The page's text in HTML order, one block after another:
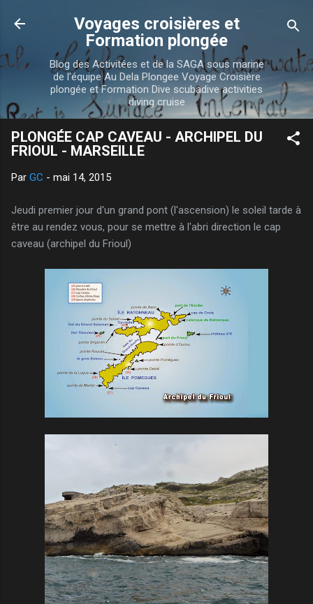
Accéder au contenu principal
Voyages croisières et
Formation plongée
Blog des Activitées et de la SAGA sous marine
de l'équipe Au Dela Plongee Voyage Croisière
plongée et Formation Dive scubadive activities
diving cruise
PLONGÉE CAP CAVEAU - ARCHIPEL DU
FRIOUL - MARSEILLE
Par GC - mai 14, 2015
Jeudi premier jour d'un grand pont (l'ascension) le soleil tarde à
être au rendez vous, pour se mettre à l'abri direction le cap
caveau (archipel du Frioul)